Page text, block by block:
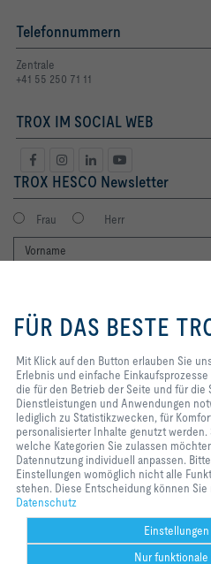
Telefonnummern
Zentrale
+41 55 250 71 11
TROX IM SOCIAL WEB
TROX HESCO Newsletter
Frau Herr
Ich möchte den Newsletter der TROX
Datenschutz habe ich gelesen.
jederzeit problemlos vom Newsletter
jeden Newsletters finden Sie einen
Jetzt abonnieren
Home Kontakt
2026 © TROX HESCO Schweiz AG
Sie uns,
Webseiten-
zählen
Betrieb der
Steuerung
sowie
Anzeige
genutzt
Sie
individuell
beachten
FÜR DAS BESTE
Mit Klick auf den Button erlauben Sie
Erlebnis und einfache
die für den Betrieb der Seite und für die
Dienstleistungen und Anwendungen
lediglich zu Statistikzwecken, für
personalisierter Inhalte genutzt
welche Kategorien Sie zulassen
Datennutzung individuell anpassen.
Einstellungen womöglich nicht alle
stehen. Diese Entscheidung können
Datenschutz
Nur